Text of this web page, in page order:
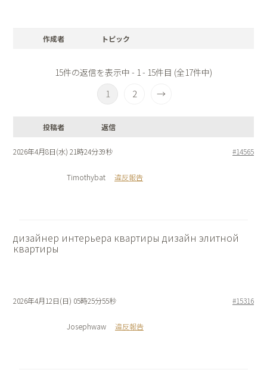
作成者 トピック
15件の返信を表示中 - 1 - 15件目 (全17件中)
1 2 →
投稿者 返信
2026年4月8日(水) 21時24分39秒 #14565
Timothybat 違反報告
дизайнер интерьера квартиры дизайн элитной
квартиры
2026年4月12日(日) 05時25分55秒 #15316
Josephwaw 違反報告